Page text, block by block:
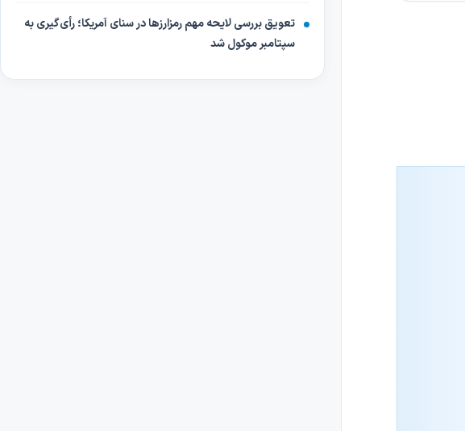
تعویق بررسی لایحه مهم رمزارزها در سنای آمریکا؛ رأی‌گیری به
سپتامبر موکول شد